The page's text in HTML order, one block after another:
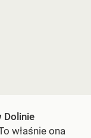
Dolinie
właśnie ona